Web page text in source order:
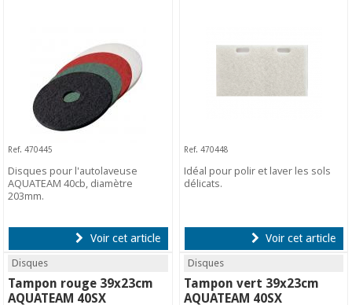
Ref. 470445
Disques pour l'autolaveuse
AQUATEAM 40cb, diamètre
203mm.
Voir cet article
Ref. 470448
Idéal pour polir et laver les sols
délicats.
Voir cet article
Disques
Tampon rouge 39x23cm
AQUATEAM 40SX
Disques
Tampon vert 39x23cm
AQUATEAM 40SX